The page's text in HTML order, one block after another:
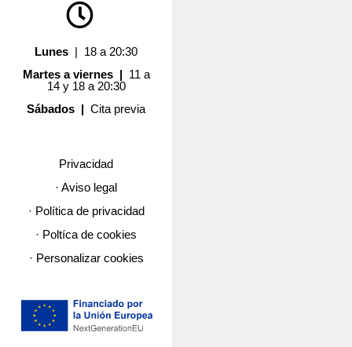
Lunes | 18 a 20:30
Martes a viernes | 11 a
14 y 18 a 20:30
Sábados |Cita previa
Privacidad
· Aviso legal
· Política de privacidad
· Poltíca de cookies
· Personalizar cookies